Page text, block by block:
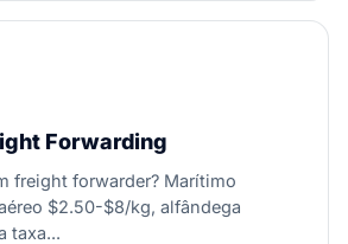
Forwarding
freight forwarder? Marítimo
$2.50-$8/kg, alfândega
taxa...